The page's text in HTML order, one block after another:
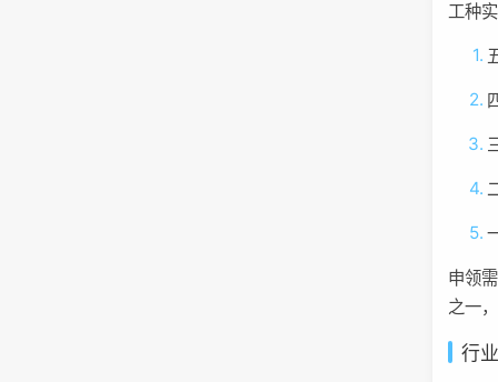
工种
申领
之一
行